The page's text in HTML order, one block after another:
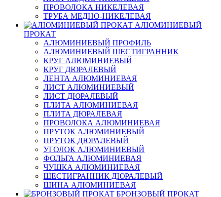
ПРОВОЛОКА НИКЕЛЕВАЯ
ТРУБА МЕДНО-НИКЕЛЕВАЯ
АЛЮМИНИЕВЫЙ
ПРОКАТ
АЛЮМИНИЕВЫЙ ПРОФИЛЬ
АЛЮМИНИЕВЫЙ ШЕСТИГРАННИК
КРУГ АЛЮМИНИЕВЫЙ
КРУГ ДЮРАЛЕВЫЙ
ЛЕНТА АЛЮМИНИЕВАЯ
ЛИСТ АЛЮМИНИЕВЫЙ
ЛИСТ ДЮРАЛЕВЫЙ
ПЛИТА АЛЮМИНИЕВАЯ
ПЛИТА ДЮРАЛЕВАЯ
ПРОВОЛОКА АЛЮМИНИЕВАЯ
ПРУТОК АЛЮМИНИЕВЫЙ
ПРУТОК ДЮРАЛЕВЫЙ
УГОЛОК АЛЮМИНИЕВЫЙ
ФОЛЬГА АЛЮМИНИЕВАЯ
ЧУШКА АЛЮМИНИЕВАЯ
ШЕСТИГРАННИК ДЮРАЛЕВЫЙ
ШИНА АЛЮМИНИЕВАЯ
БРОНЗОВЫЙ ПРОКАТ